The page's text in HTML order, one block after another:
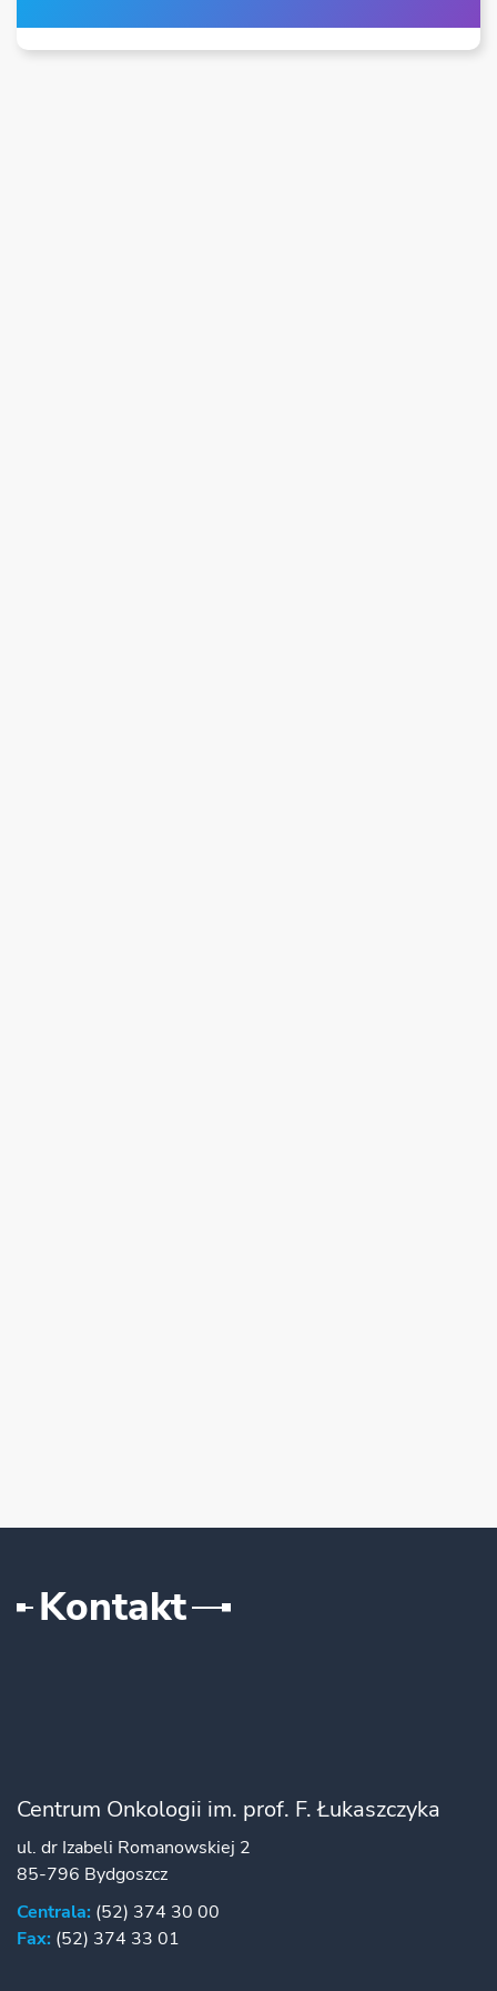
Kontakt
Centrum Onkologii im. prof. F. Łukaszczyka
ul. dr Izabeli Romanowskiej 2
85-796 Bydgoszcz
Centrala: (52) 374 30 00
Fax: (52) 374 33 01